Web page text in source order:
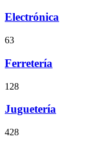
Electrónica
63
Ferretería
128
Juguetería
428